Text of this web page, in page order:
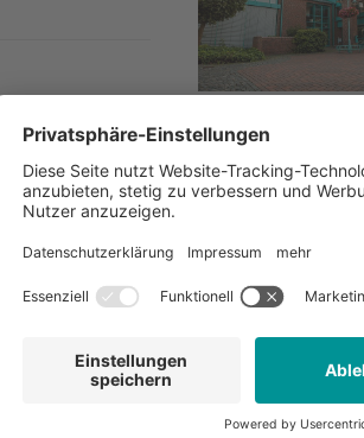
Um Energie zu
Dezember bis zum
Rathaus. Ab dem
Öffnungszeiten
Durch die
Mindestmaß
Der Betrieb des
die notwendigen